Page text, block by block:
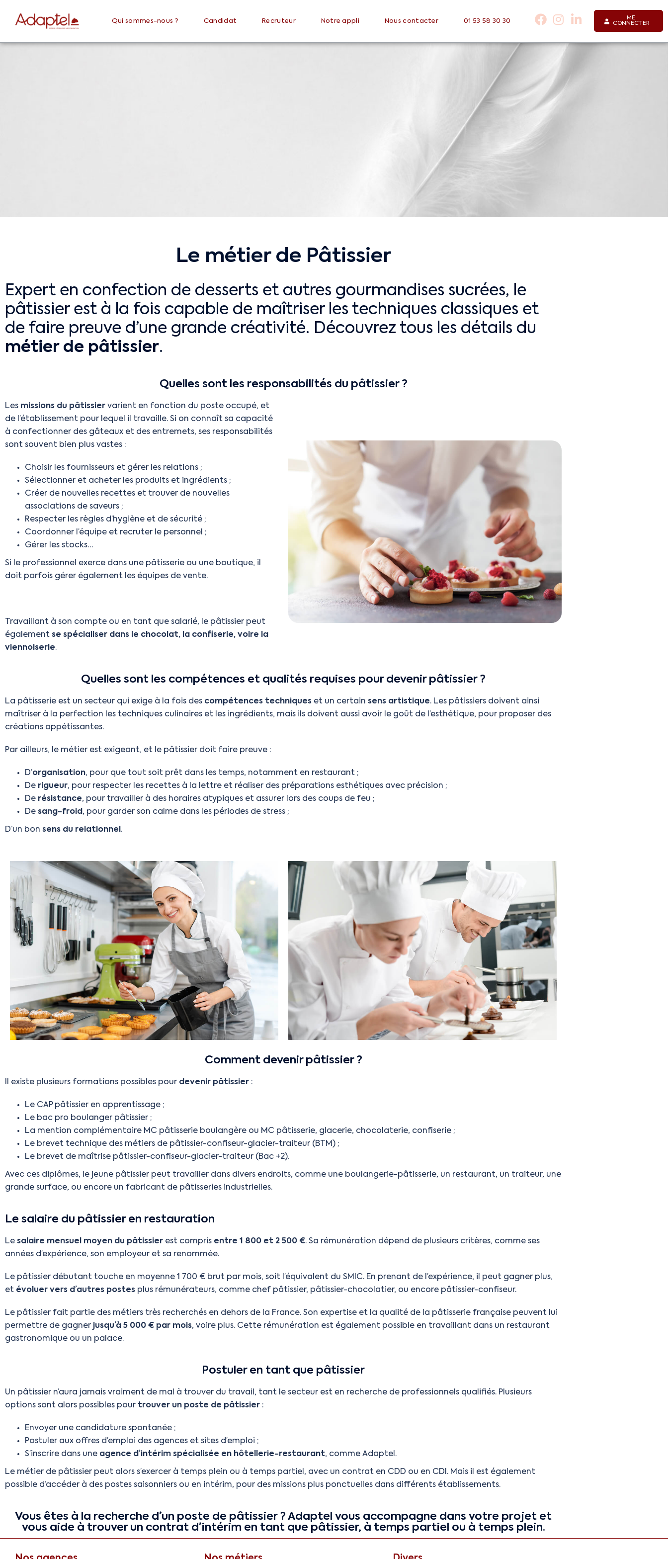
Qui sommes-nous ? Candidat Recruteur Notre appli Nous contacter 01 53 58 30 30
ME
CONNECTER
Le métier de Pâtissier
Expert en confection de desserts et autres gourmandises sucrées, le
pâtissier est à la fois capable de maîtriser les techniques classiques et
de faire preuve d’une grande créativité. Découvrez tous les détails du
métier de pâtissier.
Quelles sont les responsabilités du pâtissier ?
Les missions du pâtissier varient en fonction du poste occupé, et
de l’établissement pour lequel il travaille. Si on connaît sa capacité
à confectionner des gâteaux et des entremets, ses responsabilités
sont souvent bien plus vastes :
Choisir les fournisseurs et gérer les relations ;
Sélectionner et acheter les produits et ingrédients ;
Créer de nouvelles recettes et trouver de nouvelles
associations de saveurs ;
Respecter les règles d’hygiène et de sécurité ;
Coordonner l’équipe et recruter le personnel ;
Gérer les stocks…
Si le professionnel exerce dans une pâtisserie ou une boutique, il
doit parfois gérer également les équipes de vente.
Travaillant à son compte ou en tant que salarié, le pâtissier peut
également se spécialiser dans le chocolat, la confiserie, voire la
viennoiserie.
Quelles sont les compétences et qualités requises pour devenir pâtissier ?
La pâtisserie est un secteur qui exige à la fois des compétences techniques et un certain sens artistique. Les pâtissiers doivent ainsi
maîtriser à la perfection les techniques culinaires et les ingrédients, mais ils doivent aussi avoir le goût de l’esthétique, pour proposer des
créations appétissantes.
Par ailleurs, le métier est exigeant, et le pâtissier doit faire preuve :
D’organisation, pour que tout soit prêt dans les temps, notamment en restaurant ;
De rigueur, pour respecter les recettes à la lettre et réaliser des préparations esthétiques avec précision ;
De résistance, pour travailler à des horaires atypiques et assurer lors des coups de feu ;
De sang-froid , pour garder son calme dans les périodes de stress ;
D’un bon sens du relationnel .
Comment devenir pâtissier ?
Il existe plusieurs formations possibles pour devenir pâtissier :
Le CAP pâtissier en apprentissage ;
Le bac pro boulanger pâtissier ;
La mention complémentaire MC pâtisserie boulangère ou MC pâtisserie, glacerie, chocolaterie, confiserie ;
Le brevet technique des métiers de pâtissier-confiseur-glacier-traiteur (BTM) ;
Le brevet de maîtrise pâtissier-confiseur-glacier-traiteur (Bac +2).
Avec ces diplômes, le jeune pâtissier peut travailler dans divers endroits, comme une boulangerie-pâtisserie, un restaurant, un traiteur, une
grande surface, ou encore un fabricant de pâtisseries industrielles.
Le salaire du pâtissier en restauration
Le salaire mensuel moyen du pâtissier est compris entre 1 800 et 2 500 €. Sa rémunération dépend de plusieurs critères, comme ses
années d’expérience, son employeur et sa renommée.
Le pâtissier débutant touche en moyenne 1 700 € brut par mois, soit l’équivalent du SMIC. En prenant de l’expérience, il peut gagner plus,
et évoluer vers d’autres postes plus rémunérateurs, comme chef pâtissier, pâtissier-chocolatier, ou encore pâtissier-confiseur.
Le pâtissier fait partie des métiers très recherchés en dehors de la France. Son expertise et la qualité de la pâtisserie française peuvent lui
permettre de gagner jusqu’à 5 000 € par mois, voire plus. Cette rémunération est également possible en travaillant dans un restaurant
gastronomique ou un palace.
Postuler en tant que pâtissier
Un pâtissier n’aura jamais vraiment de mal à trouver du travail, tant le secteur est en recherche de professionnels qualifiés. Plusieurs
options sont alors possibles pour trouver un poste de pâtissier :
Envoyer une candidature spontanée ;
Postuler aux offres d’emploi des agences et sites d’emploi ;
S’inscrire dans une agence d’intérim spécialisée en hôtellerie-restaurant, comme Adaptel.
Le métier de pâtissier peut alors s’exercer à temps plein ou à temps partiel, avec un contrat en CDD ou en CDI. Mais il est également
possible d’accéder à des postes saisonniers ou en intérim, pour des missions plus ponctuelles dans différents établissements.
Vous êtes à la recherche d’un poste de pâtissier ? Adaptel vous accompagne dans votre projet et
vous aide à trouver un contrat d’intérim en tant que pâtissier, à temps partiel ou à temps plein.